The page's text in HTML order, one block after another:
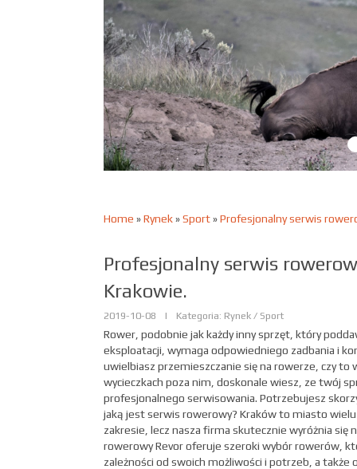
Home »Rynek»Sport»Profesjonalny serwis
Profesjonalny serwis
Krakowie.
2019-10-08 | Kategoria: Rynek / Sport
Rower, podobnie jak każdy inny sprzęt, który
eksploatacji, wymaga odpowiedniego zadbania i
uwielbiasz przemieszczanie się na rowerze, czy to
wycieczkach poza nim, doskonale wiesz, ze twój
profesjonalnego serwisowania. Potrzebujesz
jaką jest serwis rowerowy? Kraków to miasto
zakresie, lecz nasza firma skutecznie wyróżnia się
rowerowy Revor oferuje szeroki wybór rowerów,
zależności od swoich możliwości i potrzeb, a także